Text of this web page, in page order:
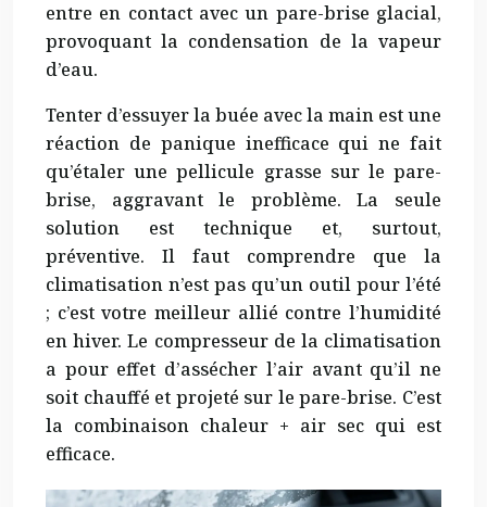
entre en contact avec un pare-brise glacial,
provoquant la condensation de la vapeur
d’eau.
Tenter d’essuyer la buée avec la main est une
réaction de panique inefficace qui ne fait
qu’étaler une pellicule grasse sur le pare-
brise, aggravant le problème. La seule
solution est technique et, surtout,
préventive. Il faut comprendre que la
climatisation n’est pas qu’un outil pour l’été
; c’est votre meilleur allié contre l’humidité
en hiver. Le compresseur de la climatisation
a pour effet d’assécher l’air avant qu’il ne
soit chauffé et projeté sur le pare-brise. C’est
la combinaison chaleur + air sec qui est
efficace.